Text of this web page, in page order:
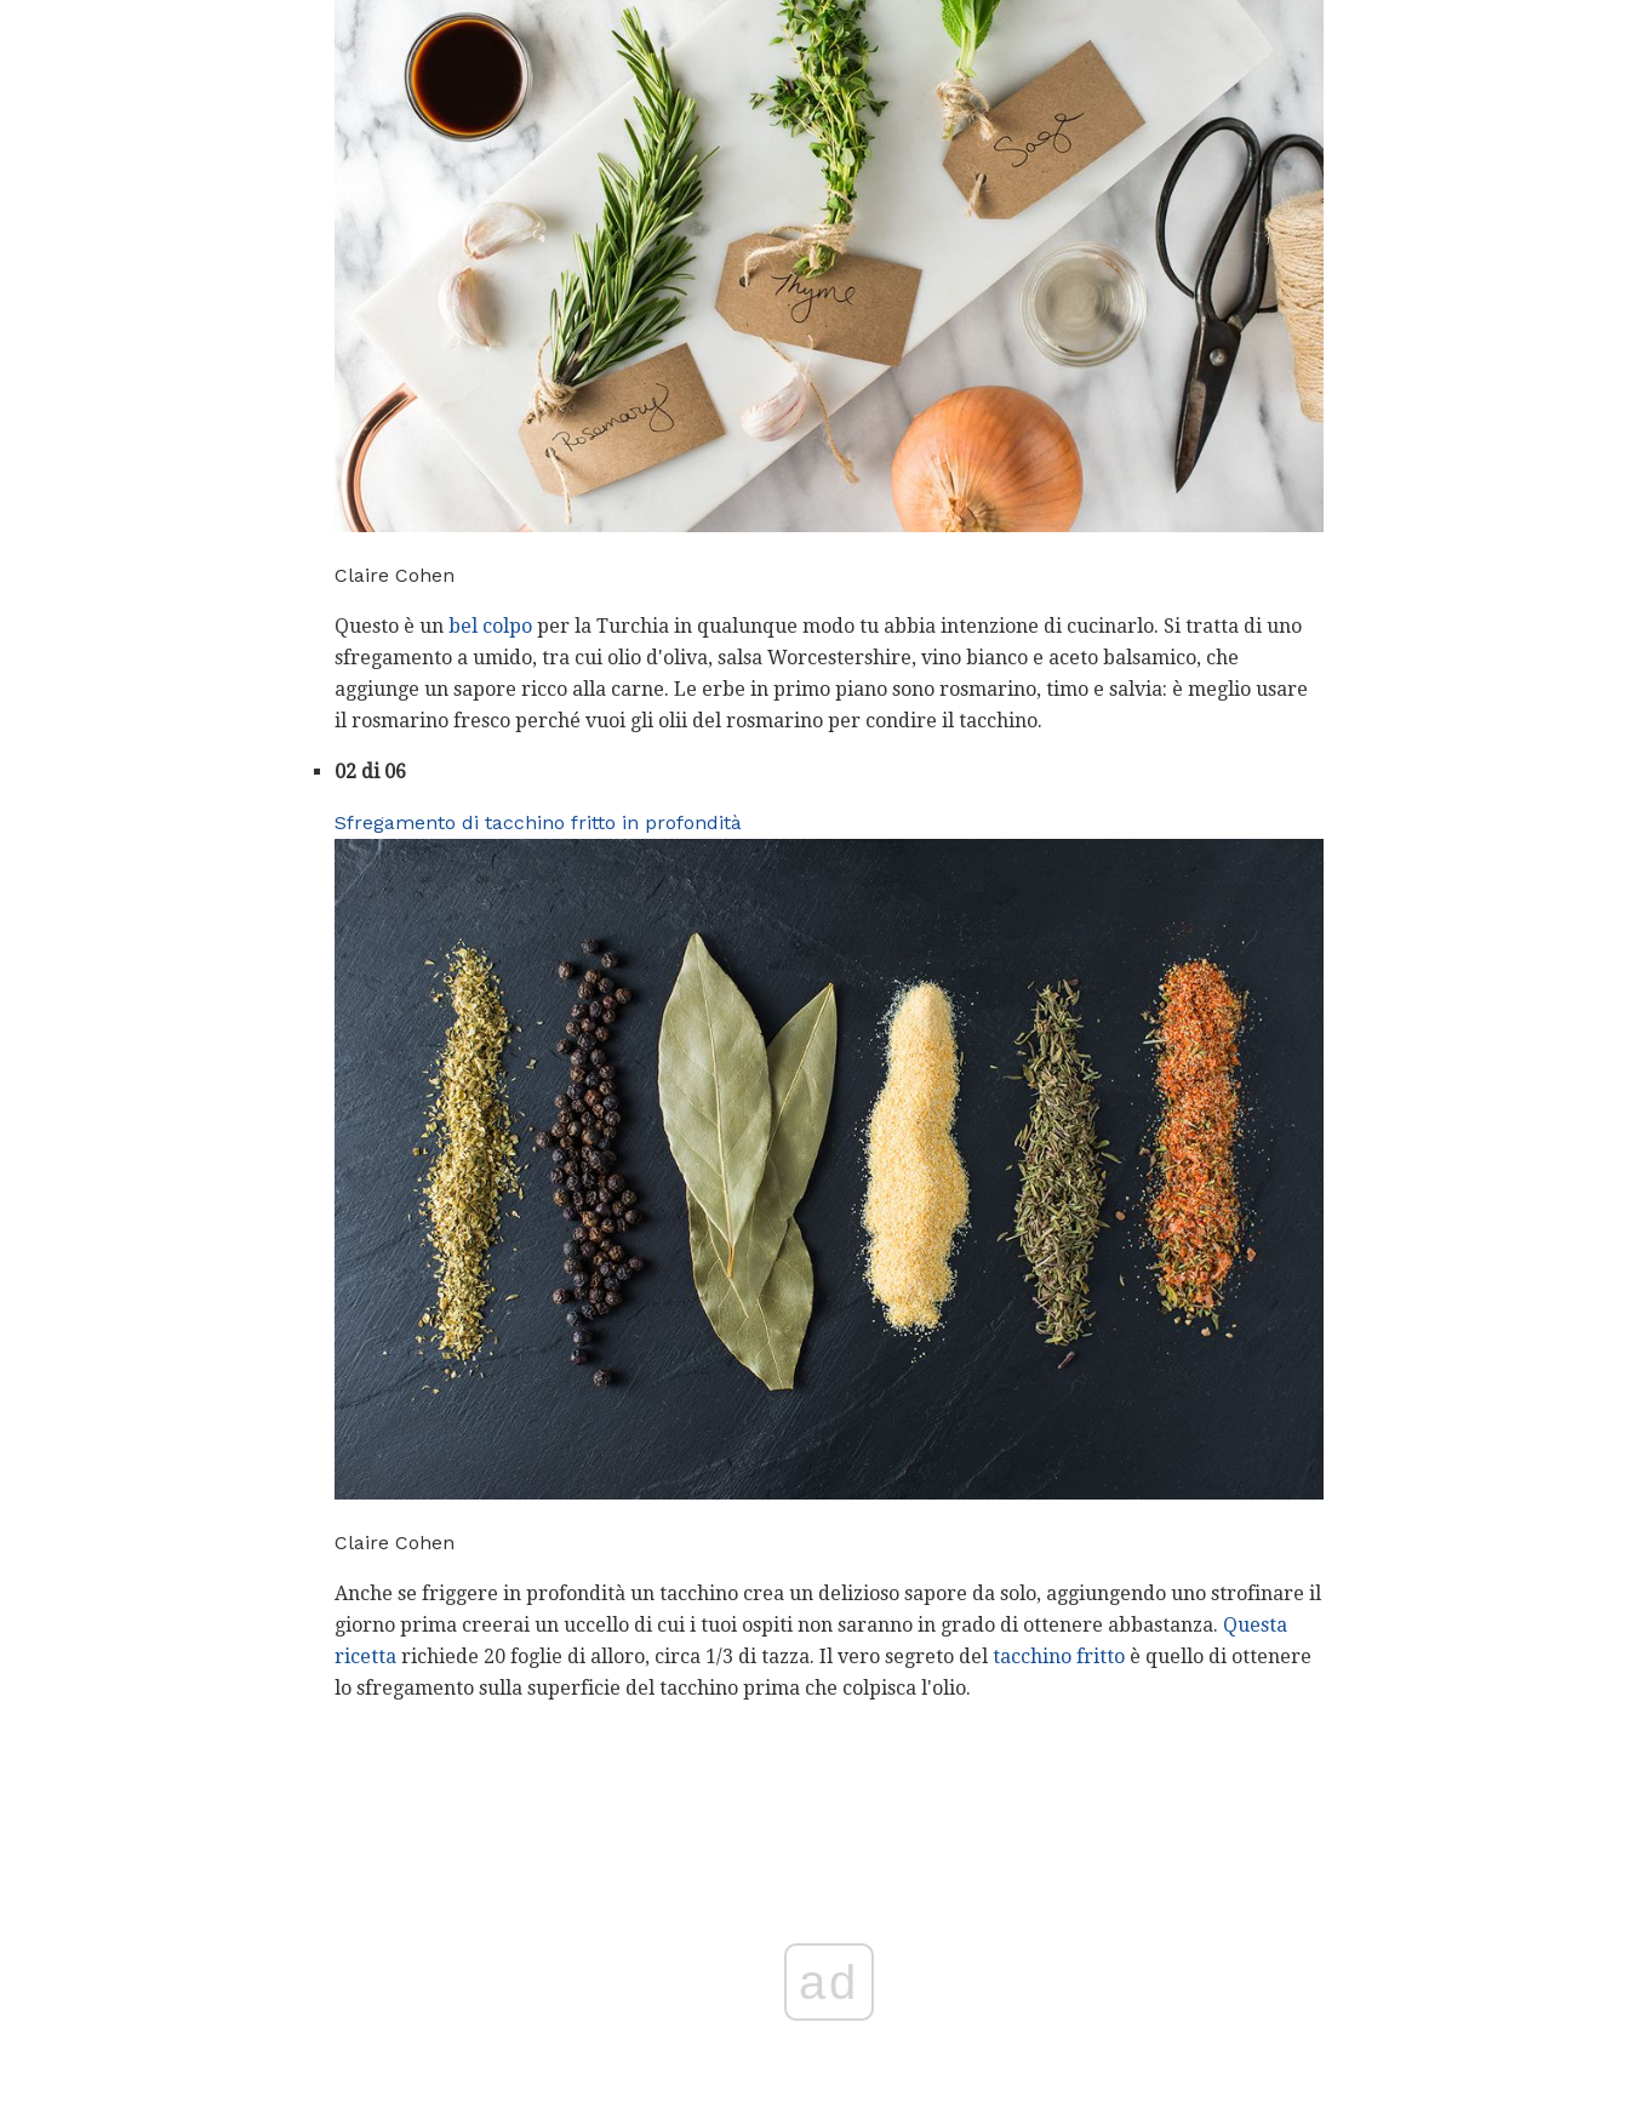
Claire Cohen
Questo è un bel colpo per la Turchia in qualunque modo tu abbia intenzione di cucinarlo. Si tratta di uno
sfregamento a umido, tra cui olio d'oliva, salsa Worcestershire, vino bianco e aceto balsamico, che
aggiunge un sapore ricco alla carne. Le erbe in primo piano sono rosmarino, timo e salvia: è meglio usare
il rosmarino fresco perché vuoi gli olii del rosmarino per condire il tacchino.
02 di 06
Sfregamento di tacchino fritto in profondità
Claire Cohen
Anche se friggere in profondità un tacchino crea un delizioso sapore da solo, aggiungendo uno strofinare il
giorno prima creerai un uccello di cui i tuoi ospiti non saranno in grado di ottenere abbastanza. Questa
ricetta richiede 20 foglie di alloro, circa 1/3 di tazza. Il vero segreto del tacchino fritto è quello di ottenere
lo sfregamento sulla superficie del tacchino prima che colpisca l'olio.
ad